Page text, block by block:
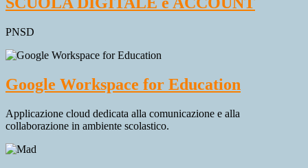
PNSD
Google Workspace for Education
Applicazione cloud dedicata alla comunicazione e alla
collaborazione in ambiente scolastico.